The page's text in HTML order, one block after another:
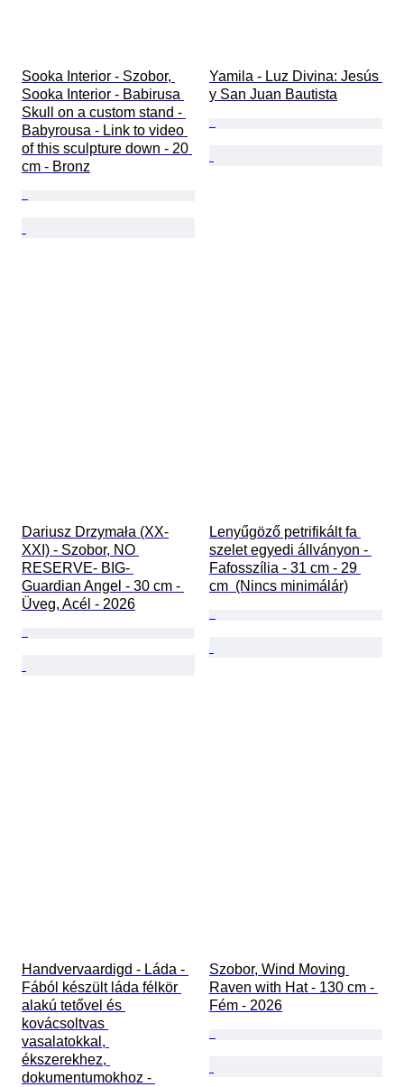
Sooka Interior - Szobor,
Sooka Interior - Babirusa
Skull on a custom stand -
Babyrousa - Link to video
of this sculpture down - 20
cm - Bronz
Yamila - Luz Divina: Jesús
y San Juan Bautista
Dariusz Drzymała (XX-
XXI) - Szobor, NO
RESERVE- BIG-
Guardian Angel - 30 cm -
Üveg, Acél - 2026
Lenyűgöző petrifikált fa
szelet egyedi állványon -
Fafosszília - 31 cm - 29
cm  (Nincs minimálár)
Handvervaardigd - Láda -
Fából készült láda félkör
alakú tetővel és
kovácsoltvas
vasalatokkal,
ékszerekhez,
dokumentumokhoz -
Szobor, Wind Moving
Raven with Hat - 130 cm -
Fém - 2026